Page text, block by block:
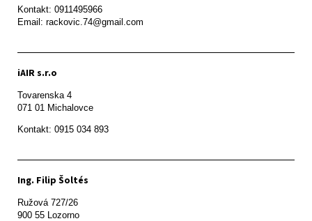
Kontakt: 0911495966
Email: rackovic.74@gmail.com
iAIR s.r.o
Tovarenska 4
071 01 Michalovce
Ing. Filip Šoltés
Ružová 727/26
900 55 Lozorno